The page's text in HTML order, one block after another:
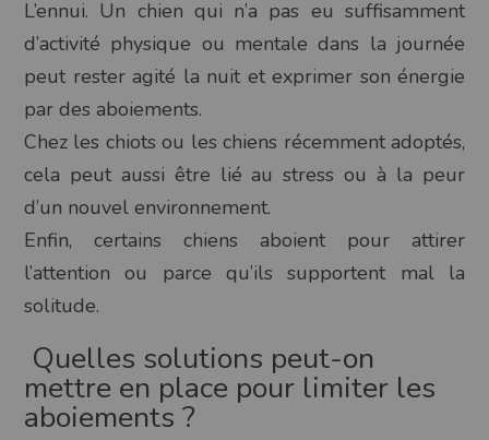
L’ennui. Un chien qui n’a pas eu suffisamment
d’activité physique ou mentale dans la journée
peut rester agité la nuit et exprimer son énergie
par des aboiements.
Chez les chiots ou les chiens récemment adoptés,
cela peut aussi être lié au stress ou à la peur
d’un nouvel environnement.
Enfin, certains chiens aboient pour attirer
l’attention ou parce qu’ils supportent mal la
solitude.
Quelles solutions peut-on
mettre en place pour limiter les
aboiements ?